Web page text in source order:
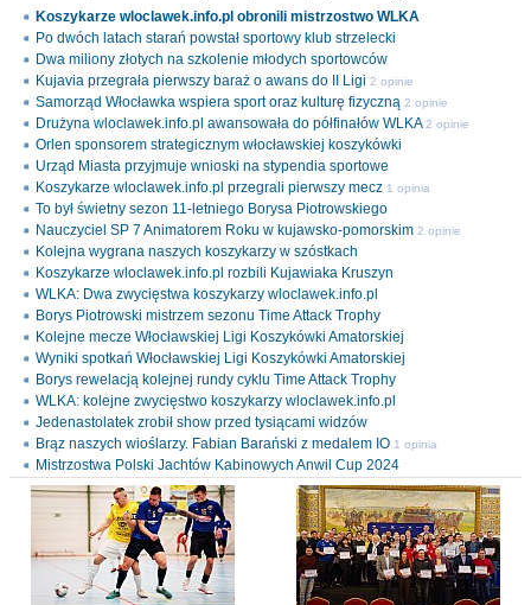
Koszykarze wloclawek.info.pl obronili mistrzostwo WLKA
Po dwóch latach starań powstał sportowy klub strzelecki
Dwa miliony złotych na szkolenie młodych sportowców
Kujavia przegrała pierwszy baraż o awans do II Ligi 2 opinie
Samorząd Włocławka wspiera sport oraz kulturę fizyczną 2 opinie
Drużyna wloclawek.info.pl awansowała do półfinałów WLKA 2 opinie
Orlen sponsorem strategicznym włocławskiej koszykówki
Urząd Miasta przyjmuje wnioski na stypendia sportowe
Koszykarze wloclawek.info.pl przegrali pierwszy mecz 1 opinia
To był świetny sezon 11-letniego Borysa Piotrowskiego
Nauczyciel SP 7 Animatorem Roku w kujawsko-pomorskim 2 opinie
Kolejna wygrana naszych koszykarzy w szóstkach
Koszykarze wloclawek.info.pl rozbili Kujawiaka Kruszyn
WLKA: Dwa zwycięstwa koszykarzy wloclawek.info.pl
Borys Piotrowski mistrzem sezonu Time Attack Trophy
Kolejne mecze Włocławskiej Ligi Koszykówki Amatorskiej
Wyniki spotkań Włocławskiej Ligi Koszykówki Amatorskiej
Borys rewelacją kolejnej rundy cyklu Time Attack Trophy
WLKA: kolejne zwycięstwo koszykarzy wloclawek.info.pl
Jedenastolatek zrobił show przed tysiącami widzów
Brąz naszych wioślarzy. Fabian Barański z medalem IO 1 opinia
Mistrzostwa Polski Jachtów Kabinowych Anwil Cup 2024